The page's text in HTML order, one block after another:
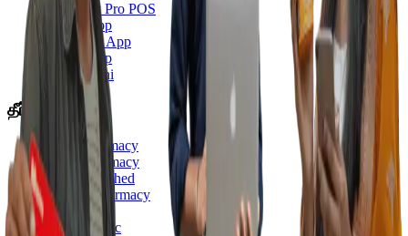
Pharmacy Pro POS
Saarthi App
Consumer App
Bachat App
Dava Saathi
தீர்வுகள்
Retail Pharmacy
Chain Pharmacy
Clinic-Attached
Generic Pharmacy
Ayurvedic
Homeopathic